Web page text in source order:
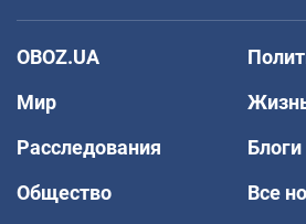
OBOZ.UA
Мир
Расследования
Блоги
Общество
Все